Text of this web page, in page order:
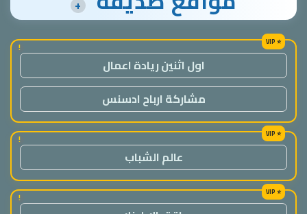
+
!
اول اثنين ريادة اعمال
مشاركة ارباح ادسنس
!
عالم الشباب
!